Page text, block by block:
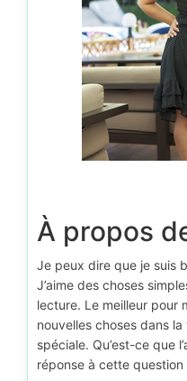
À propos
Je peux dire que je suis
J’aime des choses
lecture. Le meilleur pour
nouvelles choses dans
spéciale. Qu’est-ce que
réponse à cette question